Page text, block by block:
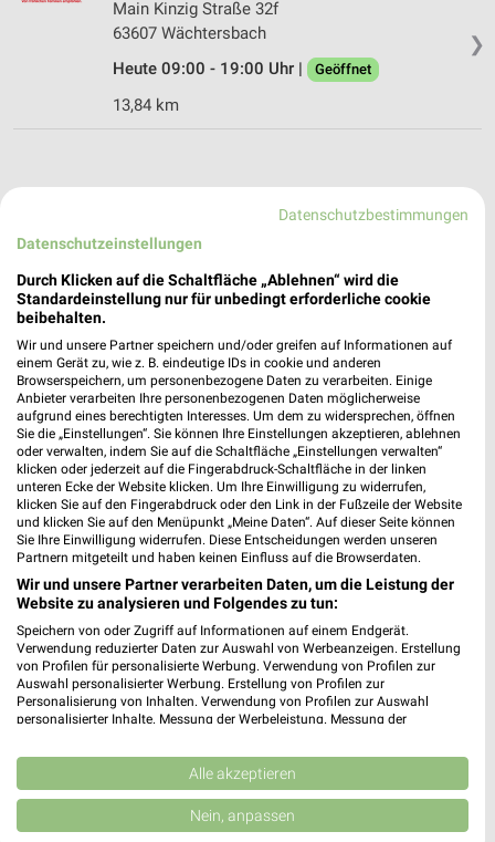
❯
Main Kinzig Straße 32f
63607 Wächtersbach
Heute 09:00 - 19:00 Uhr |
Geöffnet
13,84 km
Adresse, Öffnungszeiten und Route für die
Ernsting's family Filiale in Büdingen
Egal ob Adresse, Öffnungszeiten oder Route, hier findest Du
alles zur Ernsting's family Filiale in Büdingen. Die aktuellsten
Angebote kannst Du Dir in den neuesten Prospekten
anschauen. Wenn Du ein schönes Schnäppchen gefunden hast,
kannst Du über die Routen-Funktion den schnellsten Weg zu
Deiner Lieblings-Filiale von Ernsting's family finden.
Mode & Bekleidung Angebote für Büdingen
Datenschutzbestimmungen
Datenschutzeinstellungen
Durch Klicken auf die Schaltfläche „Ablehnen“ wird die
Standardeinstellung nur für unbedingt erforderliche cookie
beibehalten.
Wir und unsere Partner speichern und/oder greifen auf Informationen auf
einem Gerät zu, wie z. B. eindeutige IDs in cookie und anderen
Browserspeichern, um personenbezogene Daten zu verarbeiten. Einige
Anbieter verarbeiten Ihre personenbezogenen Daten möglicherweise
aufgrund eines berechtigten Interesses. Um dem zu widersprechen, öffnen
Sie die „Einstellungen“. Sie können Ihre Einstellungen akzeptieren, ablehnen
oder verwalten, indem Sie auf die Schaltfläche „Einstellungen verwalten“
klicken oder jederzeit auf die Fingerabdruck-Schaltfläche in der linken
unteren Ecke der Website klicken. Um Ihre Einwilligung zu widerrufen,
klicken Sie auf den Fingerabdruck oder den Link in der Fußzeile der Website
und klicken Sie auf den Menüpunkt „Meine Daten“. Auf dieser Seite können
Sie Ihre Einwilligung widerrufen. Diese Entscheidungen werden unseren
Partnern mitgeteilt und haben keinen Einfluss auf die Browserdaten.
Wir und unsere Partner verarbeiten Daten, um die Leistung der
Website zu analysieren und Folgendes zu tun:
Speichern von oder Zugriff auf Informationen auf einem Endgerät.
Verwendung reduzierter Daten zur Auswahl von Werbeanzeigen. Erstellung
von Profilen für personalisierte Werbung. Verwendung von Profilen zur
Auswahl personalisierter Werbung. Erstellung von Profilen zur
Personalisierung von Inhalten. Verwendung von Profilen zur Auswahl
personalisierter Inhalte. Messung der Werbeleistung. Messung der
Kombinationen von Daten aus verschiedenen Quellen. Entwicklung und
Verbesserung der Angebote. Verwendung reduzierter Daten zur Auswahl
von Inhalten.
Daten können außerhalb der Europäischen Union weitergegeben und in die
USA gesendet werden.
Alle akzeptieren
Nein, anpassen